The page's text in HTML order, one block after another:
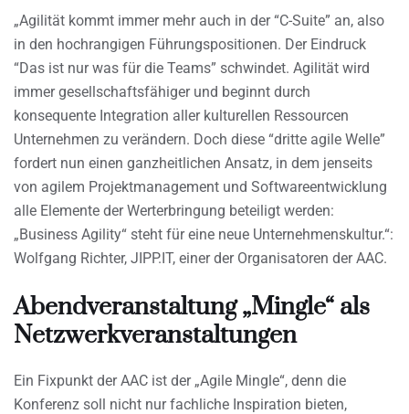
„Agilität kommt immer mehr auch in der “C-Suite” an, also
in den hochrangigen Führungspositionen. Der Eindruck
“Das ist nur was für die Teams” schwindet. Agilität wird
immer gesellschaftsfähiger und beginnt durch
konsequente Integration aller kulturellen Ressourcen
Unternehmen zu verändern. Doch diese “dritte agile Welle”
fordert nun einen ganzheitlichen Ansatz, in dem jenseits
von agilem Projektmanagement und Softwareentwicklung
alle Elemente der Werterbringung beteiligt werden:
„Business Agility“ steht für eine neue Unternehmenskultur.“:
Wolfgang Richter, JIPP.IT, einer der Organisatoren der AAC.
Abendveranstaltung „Mingle“ als
Netzwerkveranstaltungen
Ein Fixpunkt der AAC ist der „Agile Mingle“, denn die
Konferenz soll nicht nur fachliche Inspiration bieten,